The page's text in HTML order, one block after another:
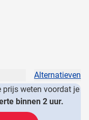
Alternatieven
prijs weten voordat je
binnen 2 uur.